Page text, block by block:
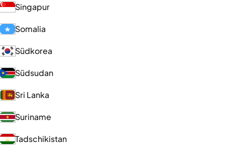
Singapur
Somalia
Südkorea
Südsudan
Sri Lanka
Suriname
Tadschikistan